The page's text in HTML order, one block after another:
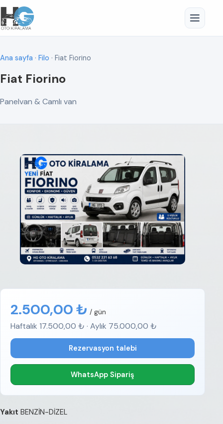
Ana sayfa · Filo · Fiat Fiorino
Fiat Fiorino
Panelvan & Camlı van
2.500,00 ₺ / gün
Haftalık 17.500,00 ₺ · Aylık 75.000,00 ₺
Rezervasyon talebi
WhatsApp Sipariş
Yakıt BENZİN-DİZEL